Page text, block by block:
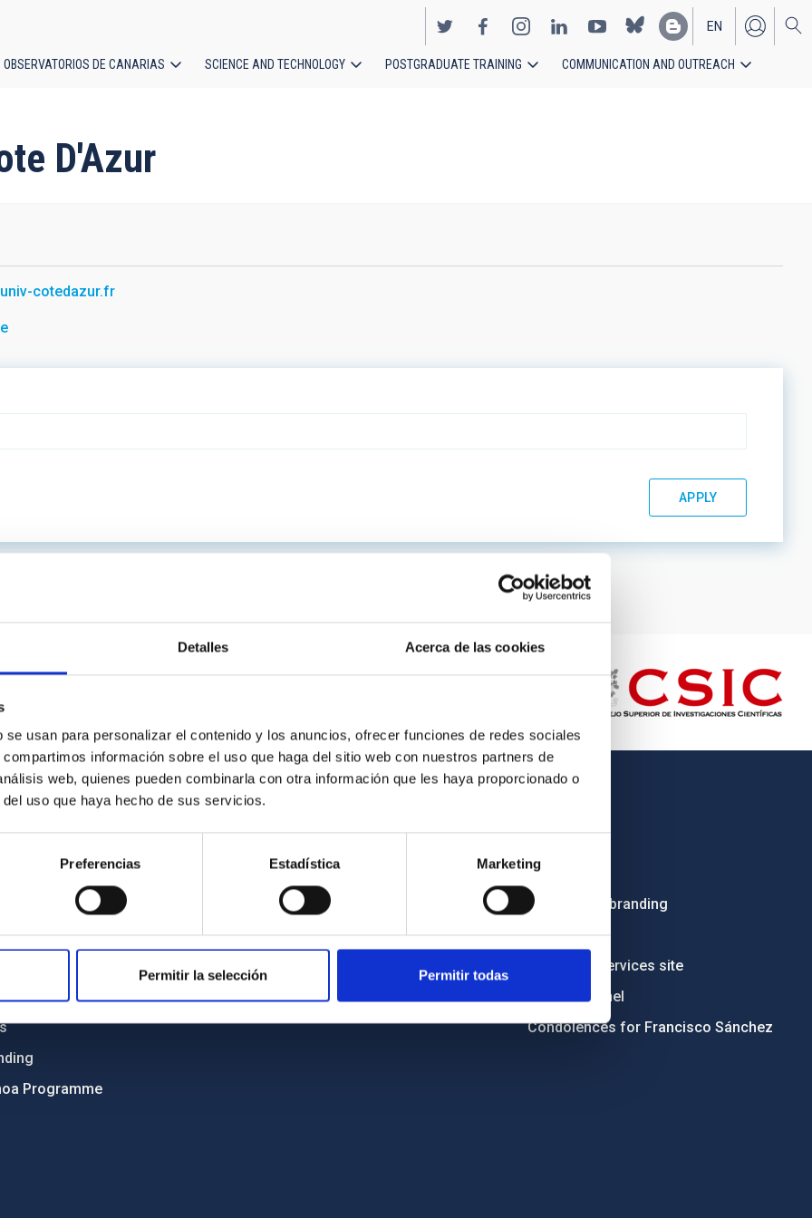
Detalles Acerca de las cookies
usan para personalizar el contenido y los anuncios, ofrecer funciones de redes sociales
información sobre el uso que haga del sitio web con nuestros partners de
web, quienes pueden combinarla con otra información que les haya proporcionado o
uso que haya hecho de sus servicios.
Preferencias Estadística Marketing
Permitir la selección Permitir todas
EN
ES
OBSERVATORIOS DE CANARIAS SCIENCE AND TECHNOLOGY POSTGRADUATE TRAINING COMMUNICATION AND OUTREACH
D'Azur
cotedazur.fr
and anti-fraud policy
and diversity
Programme
IAC PORTAL
Privacy policy
Legal notice
Cookies policy
Accessibility
Tenders
Institutional branding
RSS
Electronic services site
Ethics channel
Condolences for Francisco Sánchez